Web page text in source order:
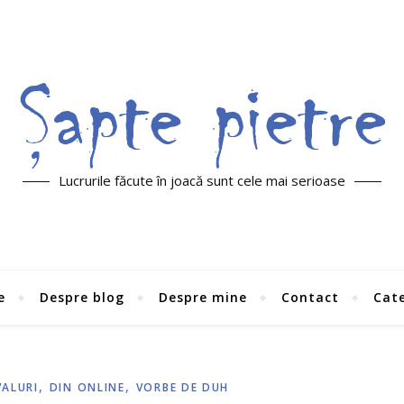
Lucrurile făcute în joacă sunt cele mai serioase
Despre blog Despre mine Contact
, DIN ONLINE, VORBE DE DUH